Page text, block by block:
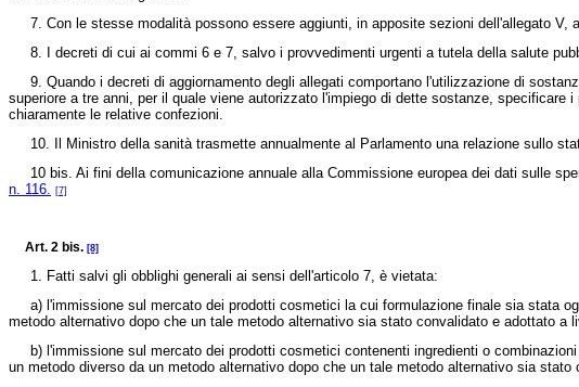
7. Con le stesse modalità possono essere aggiunti, in apposite sezioni dell'allegato V,
8. I decreti di cui ai commi 6 e 7, salvo i provvedimenti urgenti a tutela della salute
9. Quando i decreti di aggiornamento degli allegati comportano l'utilizzazione di
superiore a tre anni, per il quale viene autorizzato l'impiego di dette sostanze,
chiaramente le relative confezioni.
10. Il Ministro della sanità trasmette annualmente al Parlamento una relazione sullo
10 bis. Ai fini della comunicazione annuale alla Commissione europea dei dati sulle
n. 116. [7]
Art. 2 bis. [8]
1. Fatti salvi gli obblighi generali ai sensi dell'articolo 7, è vietata:
a) l'immissione sul mercato dei prodotti cosmetici la cui formulazione finale sia stata
metodo alternativo dopo che un tale metodo alternativo sia stato convalidato e adottato
b) l'immissione sul mercato dei prodotti cosmetici contenenti ingredienti o
un metodo diverso da un metodo alternativo dopo che un tale metodo alternativo sia